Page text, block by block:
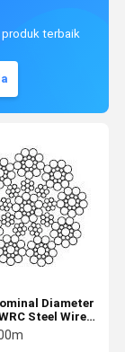
produk terbaik
Diameter
Steel Wire
Elevator